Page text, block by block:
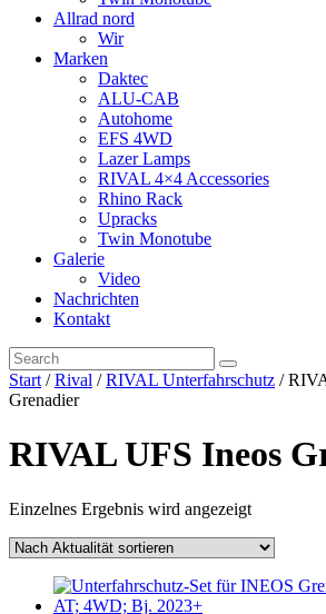
Allrad nord
Wir
Marken
Daktec
ALU-CAB
Autohome
EFS 4WD
Lazer Lamps
RIVAL 4×4 Accessories
Rhino Rack
Upracks
Twin Monotube
Galerie
Video
Nachrichten
Kontakt
Start /Rival /RIVAL Unterfahrschutz /
Grenadier
RIVAL UFS Ineos
Einzelnes Ergebnis wird angezeigt